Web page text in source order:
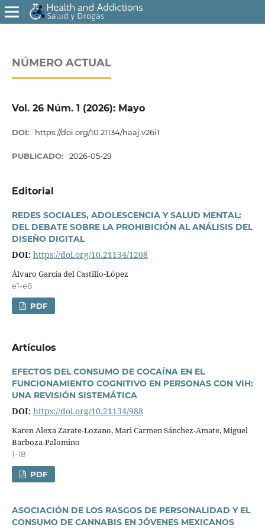
NÚMERO ACTUAL
Vol. 26 Núm. 1 (2026): Mayo
DOI: https://doi.org/10.21134/haaj.v26i1
PUBLICADO: 2026-05-29
Editorial
REDES SOCIALES, ADOLESCENCIA Y SALUD MENTAL:
DEL DEBATE SOBRE LA PROHIBICIÓN AL ANÁLISIS DEL
DISEÑO DIGITAL
DOI: https://doi.org/10.21134/1208
Álvaro Garcí­a del Castillo-López
e1-e8
PDF
Artí­culos
EFECTOS DEL CONSUMO DE COCAÍNA EN EL
FUNCIONAMIENTO COGNITIVO EN PERSONAS CON VIH:
UNA REVISIÓN SISTEMÁTICA
DOI: https://doi.org/10.21134/988
Karen Alexa Zarate-Lozano, Mari Carmen Sánchez-Amate, Miguel
Barboza-Palomino
1-18
PDF
ASOCIACIÓN DE LOS RASGOS DE PERSONALIDAD Y EL
CONSUMO DE CANNABIS EN JÓVENES MEXICANOS